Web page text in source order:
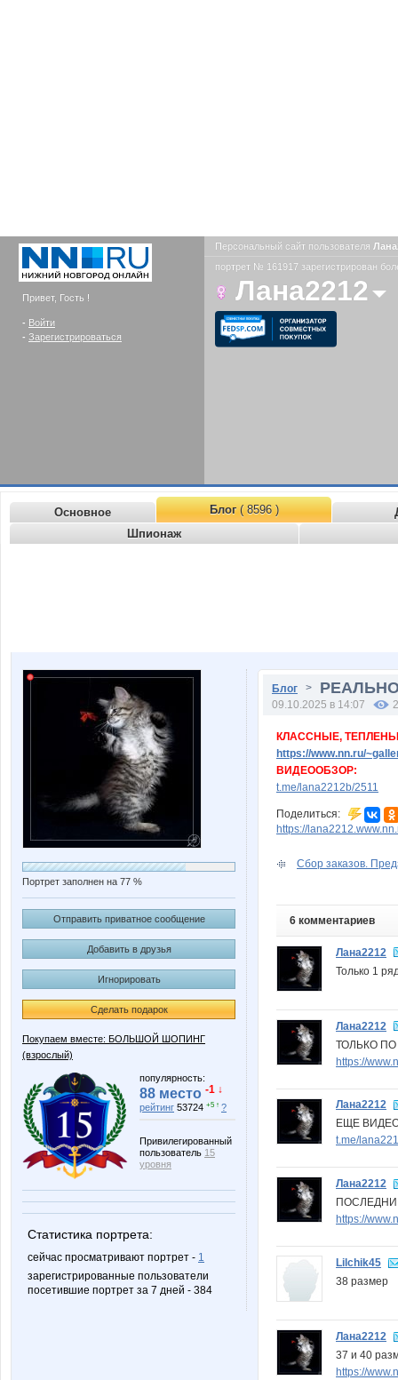
Привет, Гость !
- Войти
- Зарегистрироваться
Персональный сайт пользователя
портрет № 161917 зарегистрирован
Лана2212
Основное Блог( 8596 )
Шпионаж
Портрет заполнен на 77 %
Отправить приватное сообщение
Добавить в друзья
Игнорировать
Сделать подарок
Покупаем вместе: БОЛЬШОЙ ШОПИНГ
(взрослый)
популярность:
88 место -1 ↓
рейтинг 53724 +5 ↑ ?
Привилегированный
пользователь 15
уровня
Статистика портрета:
сейчас просматривают портрет - 1
зарегистрированные пользователи
посетившие портрет за 7 дней - 384
Блог >
09.10.2025 в 14:07
КЛАССНЫЕ,
https://www.nn.ru/
ВИДЕООБЗОР:
t.me/lana2212b/2511
Поделиться:
https://
Сбор заказов.
6 комментариев
Лана2212
Только 1
Лана2212
ТОЛЬКО ПО
https://
Лана2212
ЕЩЕ
t.me/
Лана2212
https://
Lilchik45
38 размер
Лана2212
37 и 40
https://